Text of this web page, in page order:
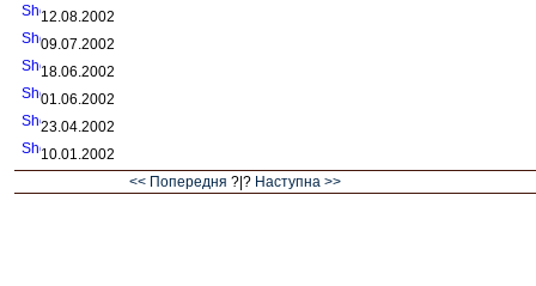
12.08.2002
09.07.2002
18.06.2002
01.06.2002
23.04.2002
10.01.2002
<< Попередня ?|? Наступна >>